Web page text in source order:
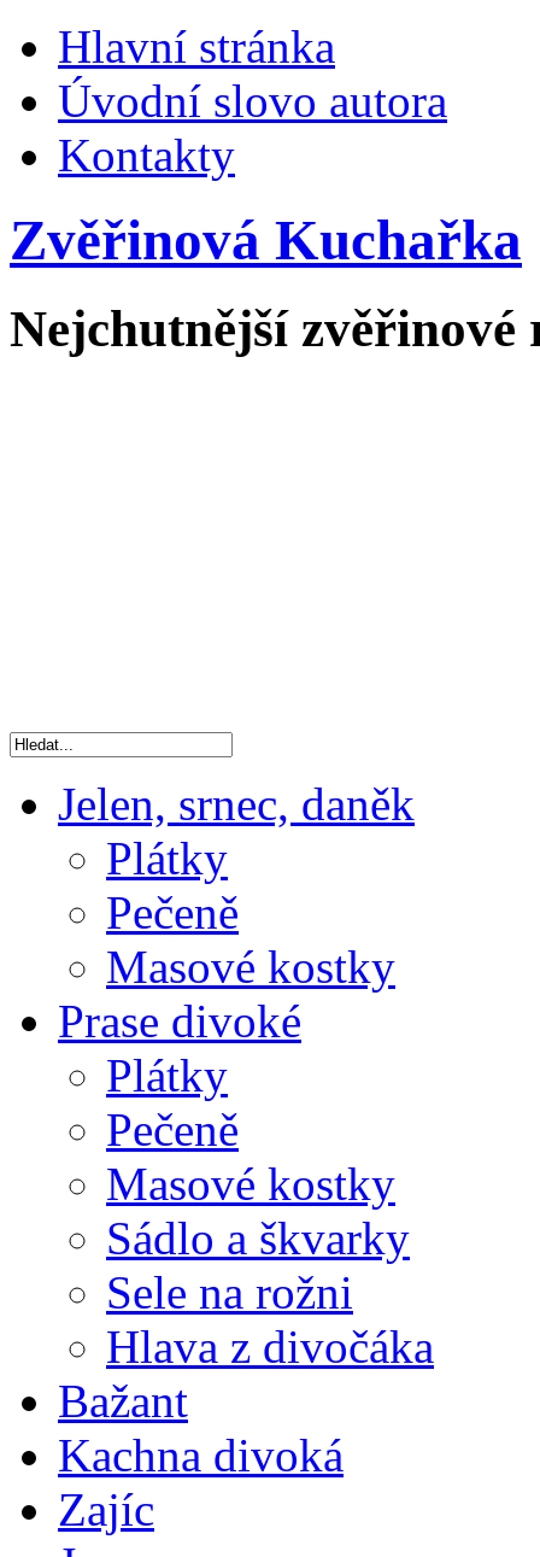
Hlavní stránka
Úvodní slovo autora
Kontakty
Zvěřinová Kuchařka
Nejchutnější zvěřinové
Jelen, srnec, daněk
Plátky
Pečeně
Masové kostky
Prase divoké
Plátky
Pečeně
Masové kostky
Sádlo a škvarky
Sele na rožni
Hlava z divočáka
Bažant
Kachna divoká
Zajíc